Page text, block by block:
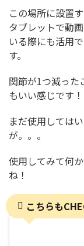
この場所に設置
タブレットで動
いる際にも活用
す。
関節が1つ減った
もいい感じです！
まだ使用しては
が。。。
使用してみて何
ね！
こちらも